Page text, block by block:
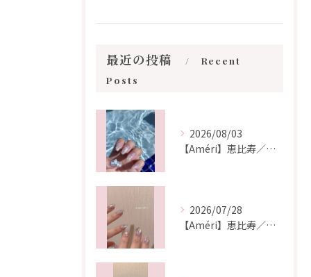
最近の投稿
Recent
Posts
2026/08/03
【Améri】恵比寿／ネイル
2026/07/28
【Améri】恵比寿／ネイル